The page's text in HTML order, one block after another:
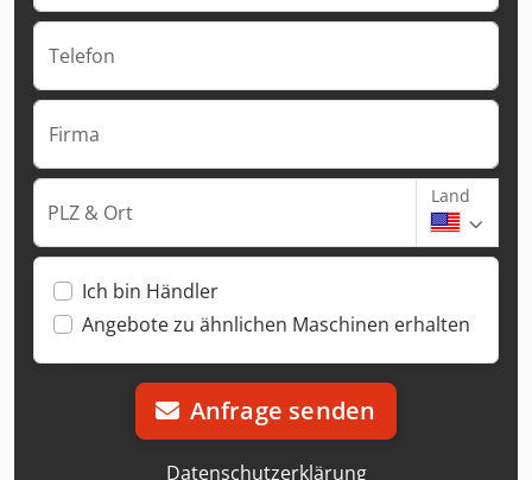
Telefon
Firma
PLZ & Ort
Land
Ich bin Händler
Angebote zu ähnlichen Maschinen erhalten
Anfrage senden
Datenschutzerklärung